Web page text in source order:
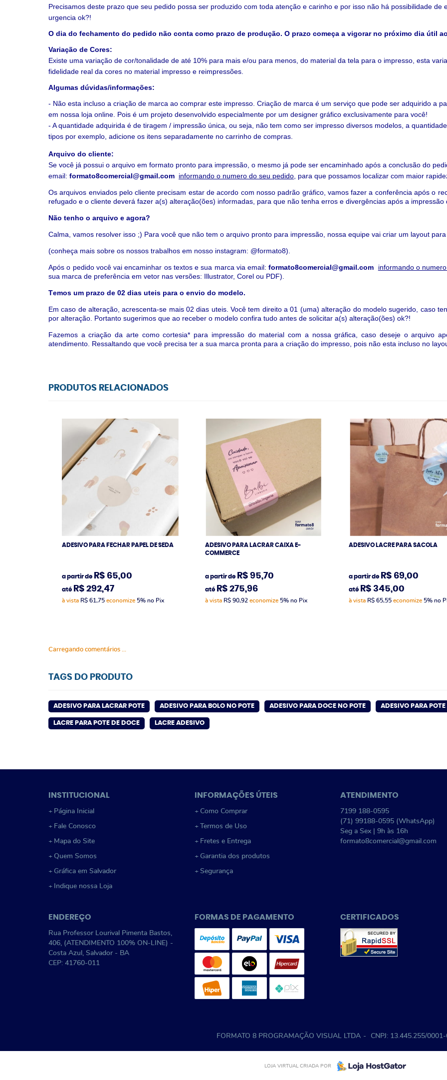
Precisamos deste prazo que seu pedido possa ser produzido com toda atenção e carinho e por isso não há possibilidade
urgencia ok?!
O dia do fechamento do pedido não conta como prazo de produção. O prazo começa a vigorar no próximo dia útil
Variação de Cores:
Existe uma variação de cor/tonalidade de até 10% para mais e/ou para menos, do material da tela para o impresso, esta
fidelidade real da cores no material impresso e reimpressões.
Algumas dúvidas/informações:
- Não esta incluso a criação de marca ao comprar este impresso. Criação de marca é um serviço que pode ser adquirido a
em nossa loja online. Pois é um projeto desenvolvido especialmente por um designer gráfico exclusivamente para você!
- A quantidade adquirida é de tiragem / impressão única, ou seja, não tem como ser impresso diversos modelos, a
tipos por exemplo, adicione os itens separadamente no carrinho de compras.
Arquivo do cliente:
Se você já possui o arquivo em formato pronto para impressão, o mesmo já pode ser encaminhado após a conclusão do
email: formato8comercial@gmail.com informando o numero do seu pedido, para que possamos localizar com maior
Os arquivos enviados pelo cliente precisam estar de acordo com nosso padrão gráfico, vamos fazer a conferência após o
refugado e o cliente deverá fazer a(s) alteração(ões) informadas, para que não tenha erros e divergências após a impressão
Não tenho o arquivo e agora?
Calma, vamos resolver isso ;) Para você que não tem o arquivo pronto para impressão, nossa equipe vai criar um layout
(conheça mais sobre os nossos trabalhos em nosso instagram: @formato8).
Após o pedido você vai encaminhar os textos e sua marca via email:formato8comercial@gmail.com
informando o
sua marca de preferência em vetor nas versões: Illustrator, Corel ou PDF).
Temos um prazo de 02 dias uteis para o envio do modelo.
Em caso de alteração, acrescenta-se mais 02 dias uteis.Você tem direito a 01 (uma) alteração do modelo sugerido, caso
por alteração. Portanto sugerimos que ao receber o modelo confira tudo antes de solicitar a(s) alteração(ões) ok?!
Fazemos a criação da arte como cortesia* para impressão do material com a nossa gráfica, caso deseje o arquivo
atendimento. Ressaltando que você precisa ter a sua marca pronta para a criação do impresso, pois não esta incluso no
PRODUTOS RELACIONADOS
ADESIVO PARA FECHAR PAPEL DE SEDA
a partir de R$ 65,00
até R$ 292,47
à vista R$ 61,75economize 5% no Pix
ADESIVO PARA LACRAR CAIXA E-
COMMERCE
a partir de R$ 95,70
até R$ 275,96
à vista R$ 90,92 economize 5% no Pix
ADESIVO LACRE PARA SACOLA
a partir de R$ 69,00
até R$ 345,00
à vista R$ 65,55economize 5% no
Carregando comentários ...
TAGS DO PRODUTO
ADESIVO PARA LACRAR POTE ADESIVO PARA BOLO NO POTE ADESIVO PARA DOCE NO POTE ADESIVO PARA
LACRE PARA POTE DE DOCE LACRE ADESIVO
INSTITUCIONAL
Página Inicial
Fale Conosco
Mapa do Site
Quem Somos
Gráfica em Salvador
Indique nossa Loja
INFORMAÇÕES ÚTEIS
Como Comprar
Termos de Uso
Fretes e Entrega
Garantia dos produtos
Segurança
ATENDIMENTO
7199 188-0595
(71) 99188-0595 (WhatsApp)
Seg a Sex | 9h às 16h
formato8comercial@gmail.com
ENDEREÇO
Rua Professor Lourival Pimenta Bastos,
406, (ATENDIMENTO 100% ON-LINE) -
Costa Azul, Salvador - BA
CEP: 41760-011
FORMAS DE PAGAMENTO CERTIFICADOS
FORMATO 8 PROGRAMAÇÃO VISUAL LTDA CNPJ: 13.445.255/
LOJA VIRTUAL CRIADA POR